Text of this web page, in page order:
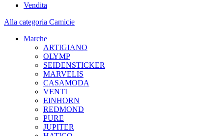
Vendita
Alla categoria Camicie
Marche
ARTIGIANO
OLYMP
SEIDENSTICKER
MARVELIS
CASAMODA
VENTI
EINHORN
REDMOND
PURE
JUPITER